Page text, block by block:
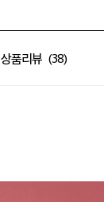
상품리뷰 38